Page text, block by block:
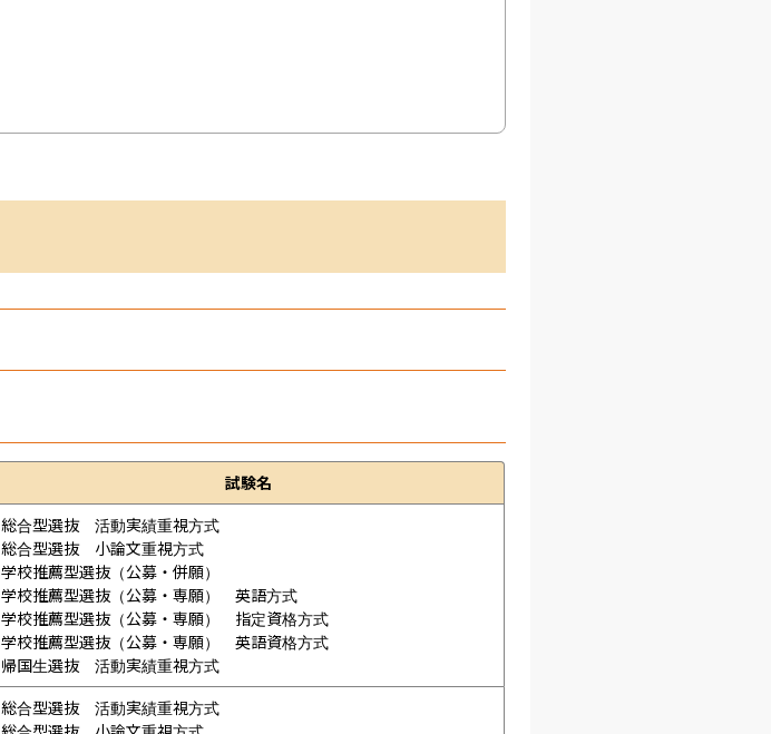
試験名
総合型選抜　活動実績重視方式
総合型選抜　小論文重視方式
学校推薦型選抜（公募・併願）
学校推薦型選抜（公募・専願）　英語方式
学校推薦型選抜（公募・専願）　指定資格方式
学校推薦型選抜（公募・専願）　英語資格方式
帰国生選抜　活動実績重視方式
総合型選抜　活動実績重視方式